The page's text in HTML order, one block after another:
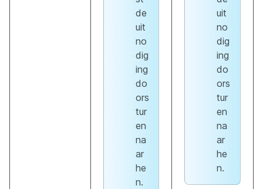
de
uit
no
dig
ing
do
ors
tur
en
na
ar
he
n.
uit
no
dig
ing
do
ors
tur
en
na
ar
he
n.